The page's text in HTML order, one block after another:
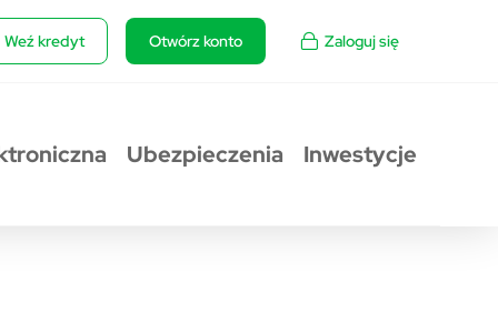
Weź kredyt Otwórz konto Zaloguj się
Ubezpieczenia Inwestycje